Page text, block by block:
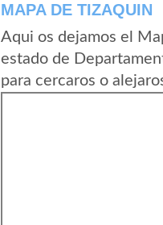
MAPA DE TIZAQUIN
Aqui os dejamos el
estado de
para cercaros o